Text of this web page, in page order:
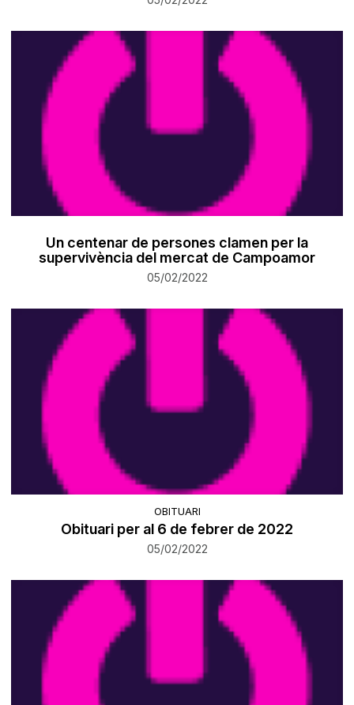
Un centenar de persones clamen per la
supervivència del mercat de Campoamor
05/02/2022
OBITUARI
Obituari per al 6 de febrer de 2022
05/02/2022